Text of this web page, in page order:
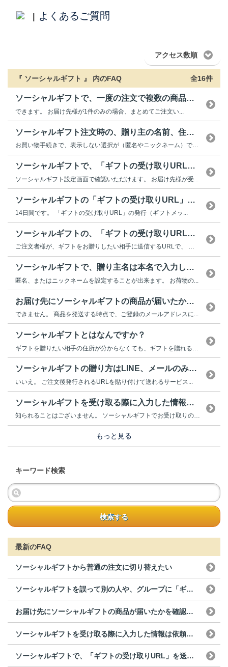
よくあるご質問
アクセス数順
『 ソーシャルギフト 』 内のFAQ 全16件
ソーシャルギフトで、一度の注文で複数の商品を贈ることは...
できます。 お届け先様が1件のみの場合、まとめてご注文い...
ソーシャルギフト注文時の、贈り主の名前、住所などは相手...
お買い物手続きで、表示しない選択が（匿名やニックネーム）できます。 ...
ソーシャルギフトで、「ギフトの受け取りURL」を送った...
ソーシャルギフト設定画面で確認いただけます。 お届け先様が受...
ソーシャルギフトの「ギフトの受け取りURL」の有効期限...
14日間です。 「ギフトの受け取りURL」の発行（ギフトメッ...
ソーシャルギフトの、「ギフトの受け取りURL」とはなん...
ご注文者様が、ギフトをお贈りしたい相手に送信するURLで、 受け...
ソーシャルギフトで、贈り主名は本名で入力しないといけな...
匿名、またはニックネームを設定することが出来ます。 お荷物の...
お届け先にソーシャルギフトの商品が届いたかを確認するこ...
できません。 商品を発送する時点で、ご登録のメールアドレスに...
ソーシャルギフトとはなんですか？
ソーシャルギフトの贈り方はLINE、メールのみですか？
いいえ。 ご注文後発行されるURLを貼り付けて送れるサービス...
ソーシャルギフトを受け取る際に入力した情報は依頼主に知...
知られることはございません。 ソーシャルギフトでお受け取りの場合、ご...
もっと見る
キーワード検索
検索する
最新のFAQ
ソーシャルギフトから普通の注文に切り替えたい
ソーシャルギフトを誤って別の人や、グループに「ギフトの...
お届け先にソーシャルギフトの商品が届いたかを確認するこ...
ソーシャルギフトを受け取る際に入力した情報は依頼主に知...
ソーシャルギフトで、「ギフトの受け取りURL」を送った...